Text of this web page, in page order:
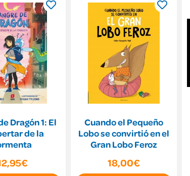
Dragón 1: El
de la
Cuando el Pequeño
Lobo se convirtió en el
Gran Lobo Feroz
18,00€